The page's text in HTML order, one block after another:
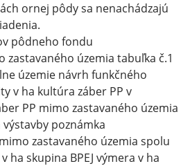
ornej pôdy sa nenachádzajú
pôdneho fondu
zastavaného územia tabuľka č.1
územie návrh funkčného
v ha kultúra záber PP v
PP mimo zastavaného územia
poznámka
zastavaného územia spolu
ha skupina BPEJ výmera v ha